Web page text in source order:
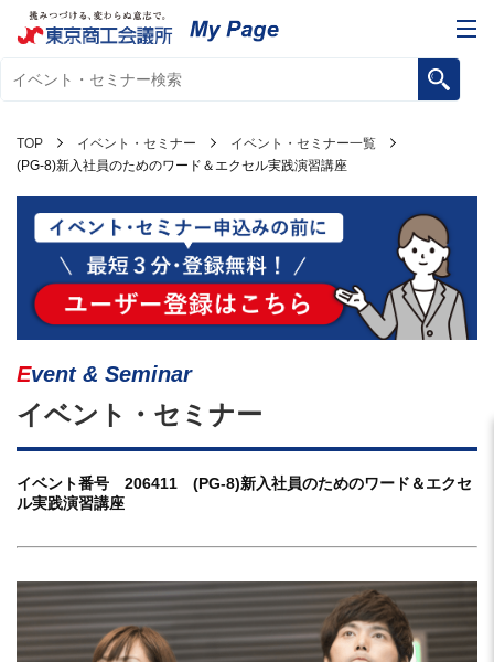
TOP イベント・セミナー
イベント・セミナー一覧
(PG-8)新入社員のためのワード＆エクセル実践演習講座
Event & Seminar
イベント・セミナー
イベント番号 206411 (PG-8)新入社員のためのワード＆エクセ
ル実践演習講座